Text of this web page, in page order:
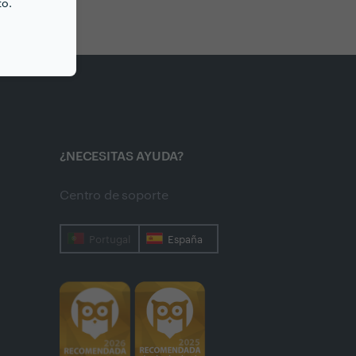
¿NECESITAS AYUDA?
Centro de soporte
Portugal España